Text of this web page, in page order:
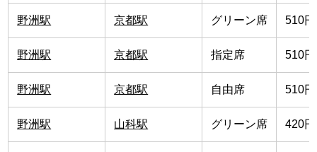
野洲駅 京都駅 グリーン席 510円
野洲駅 京都駅 指定席 510円
野洲駅 京都駅 自由席 510円
野洲駅 山科駅 グリーン席 420円